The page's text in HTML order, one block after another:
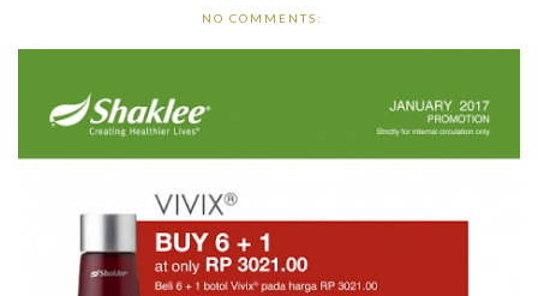
NO COMMENTS: